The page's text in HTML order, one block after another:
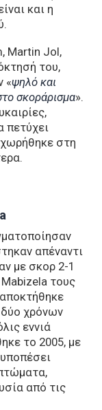
και η
Martin Jol,
του,
«ψηλό και
σκοράρισμα».
πετύχει
στη
απέναντι
με σκορ 2-1
Mabizela τους
χρόνων
εννιά
το 2005, με
από τις